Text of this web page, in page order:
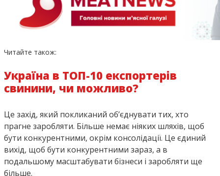
Читайте також:
Україна в ТОП-10 експортерів
свинини, чи можливо?
Це захід, який покликаний об’єднувати тих, хто
прагне заробляти. Більше немає ніяких шляхів, щоб
бути конкурентними, окрім консолідації. Це єдиний
вихід, щоб бути конкурентними зараз, а в
подальшому масштабувати бізнеси і заробляти ще
більше.